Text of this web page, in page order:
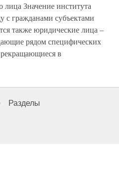
Значение института
с гражданами субъектами
также юридические лица –
рядом специфических
в
Разделы